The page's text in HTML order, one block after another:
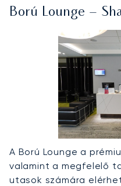
Ború Lounge –
A Ború Lounge a
valamint a megfelelő
utasok számára